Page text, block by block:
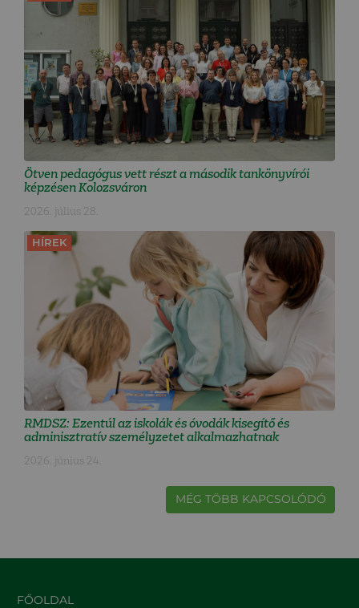
Ötven pedagógus vett részt a második tankönyvírói
képzésen Kolozsváron
2026. július 28.
HÍREK
RMDSZ: Ezentúl az iskolák és óvodák kisegítő és
adminisztratív személyzetet alkalmazhatnak
2026. június 24.
MÉG TÖBB KAPCSOLÓDÓ
FŐOLDAL